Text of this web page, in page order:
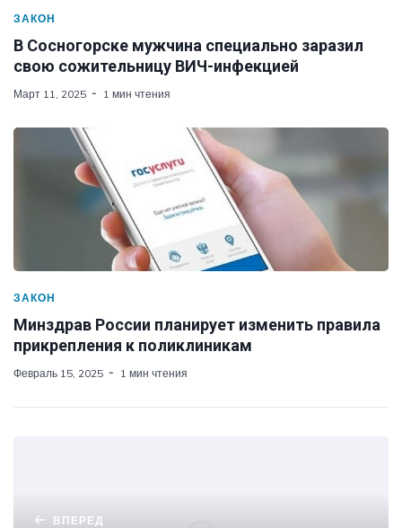
ЗАКОН
В Сосногорске мужчина специально заразил
свою сожительницу ВИЧ-инфекцией
Март 11, 2025 1 мин чтения
ЗАКОН
Минздрав России планирует изменить правила
прикрепления к поликлиникам
Февраль 15, 2025 1 мин чтения
ВПЕРЕД